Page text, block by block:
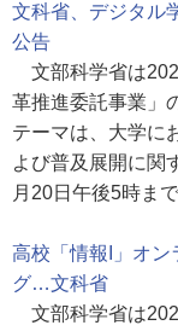
文科省、デジタル
公告
文部科学省は
革推進委託事業」
テーマは、大学に
よび普及展開に関
月20日午後5時まで
高校「情報I」オン
グ…文科省
文部科学省は